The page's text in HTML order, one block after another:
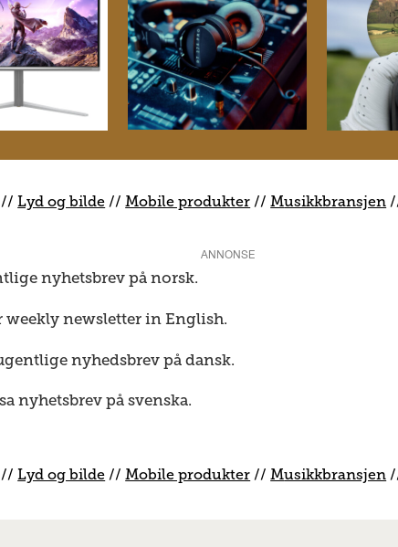
//Lyd og bilde //Mobile produkter //Musikkbransjen
ANNONSE
nyhetsbrev på norsk.
newsletter in English.
nyhedsbrev på dansk.
nyhetsbrev på svenska.
//Lyd og bilde //Mobile produkter //Musikkbransjen